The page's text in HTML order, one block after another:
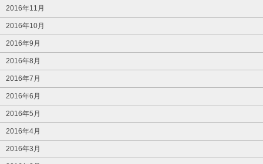
2016年11月
2016年10月
2016年9月
2016年8月
2016年7月
2016年6月
2016年5月
2016年4月
2016年3月